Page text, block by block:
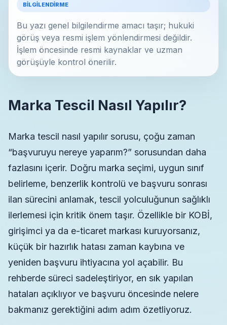
BILGILENDIRME
Bu yazı genel bilgilendirme amacı taşır; hukuki
görüş veya resmi işlem yönlendirmesi değildir.
İşlem öncesinde resmi kaynaklar ve uzman
görüşüyle kontrol önerilir.
Marka Tescil Nasıl Yapılır?
Marka tescil nasıl yapılır sorusu, çoğu zaman
“başvuruyu nereye yaparım?” sorusundan daha
fazlasını içerir. Doğru marka seçimi, uygun sınıf
belirleme, benzerlik kontrolü ve başvuru sonrası
ilan sürecini anlamak, tescil yolculuğunun sağlıklı
ilerlemesi için kritik önem taşır. Özellikle bir KOBİ,
girişimci ya da e-ticaret markası kuruyorsanız,
küçük bir hazırlık hatası zaman kaybına ve
yeniden başvuru ihtiyacına yol açabilir. Bu
rehberde süreci sadeleştiriyor, en sık yapılan
hataları açıklıyor ve başvuru öncesinde nelere
bakmanız gerektiğini adım adım özetliyoruz.